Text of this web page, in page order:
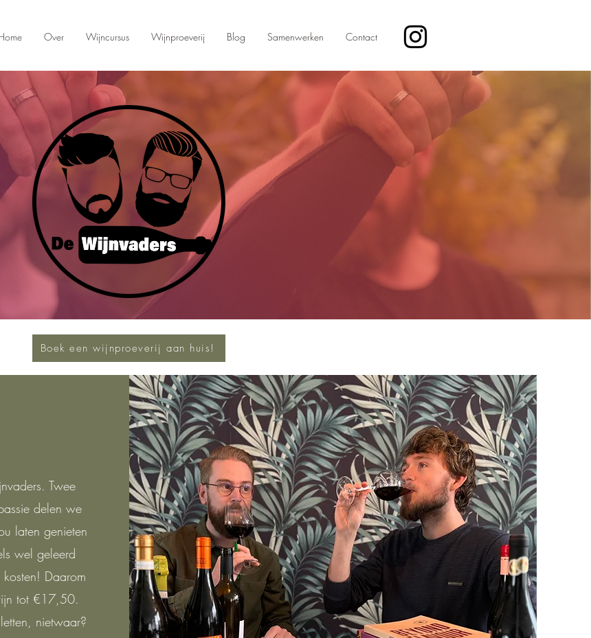
Over Wijncursus Wijnproeverij Blog Samenwerken Contact
Boek een wijnproeverij aan huis!
Twee
delen we
laten genieten
wel geleerd
Daarom
tot €17,50.
nietwaar?